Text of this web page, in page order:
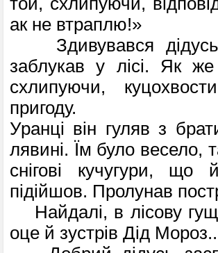
ак не втраплю!»
Здивувався
заблукав у лісі. Як
схлипуючи,
пригоду.
Уранці він гуляв з
лявині. Їм було весело,
сні­гові кучугури,
підійшов. Пролунав
Найдалі, в лісову
оце й зустрів Дід